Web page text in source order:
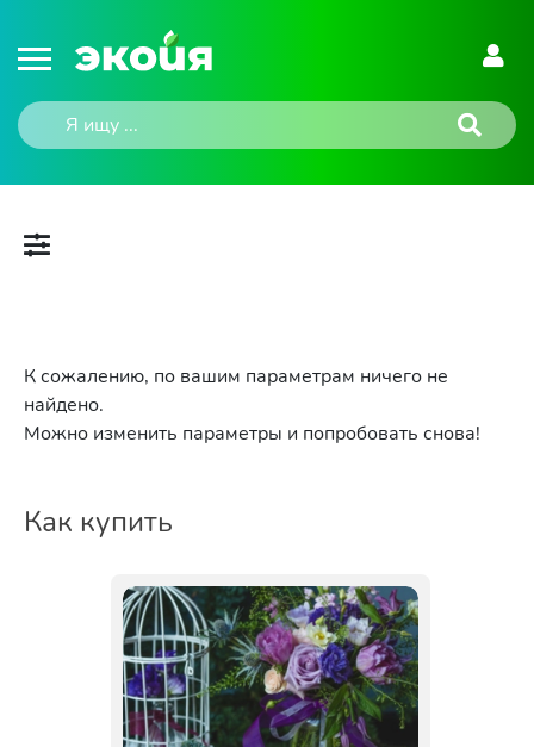
К сожалению, по вашим параметрам ничего не
найдено.
Можно изменить параметры и попробовать снова!
Как купить